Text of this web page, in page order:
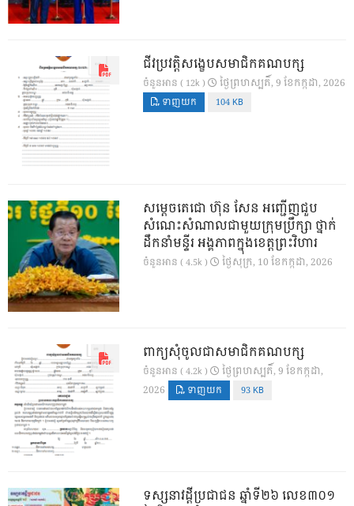
ជីវប្រវត្តិសង្ខេបសមាជិកគណបក្ស
ចំនួនអាន ( 12k ) ថ្ងៃ​ព្រហស្បតិ៍, 9 ខែ​កក្កដា, 2026
ទាញយក 104 KB
សម្តេចតេជោ ហ៊ុន សែន អញ្ជើញជួប
សំណេះសំណាលជាមួយក្រុមប្រឹក្សា ថ្នាក់
ដឹកនាំមន្ទីរ អង្គភាពក្នុងខេត្តព្រះវិហារ
ចំនួនអាន ( 4.5k ) ថ្ងៃ​សុក្រ, 10 ខែ​កក្កដា, 2026
ពាក្យសុំចូលជាសមាជិកគណបក្ស
ចំនួនអាន ( 4.2k )
ថ្ងៃ​ព្រហស្បតិ៍, 9 ខែ​កក្កដា,
2026
ទាញយក 93 KB
ទស្សនាវដ្ដីប្រជាជន ឆ្នាំទី២៦ លេខ៣០១